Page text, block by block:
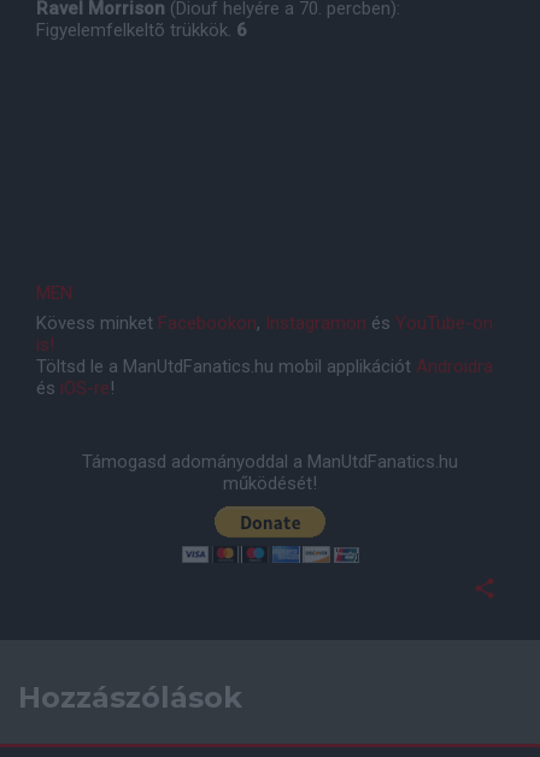
Ravel Morrison (Diouf helyére a 70. percben):
Figyelemfelkeltõ trükkök. 6
MEN
Kövess minket Facebookon, Instagramon és YouTube-on
is!
Töltsd le a ManUtdFanatics.hu mobil applikációt Androidra
és iOS-re!
Támogasd adományoddal a ManUtdFanatics.hu
működését!
Hozzászólások